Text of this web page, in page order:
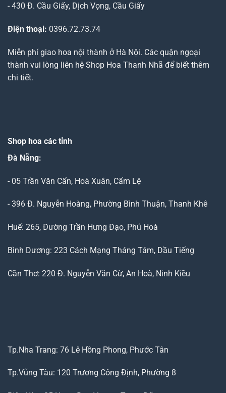
- 430 Đ. Cầu Giấy, Dịch Vọng, Cầu Giấy
Điện thoại: 0396.72.73.74
Miễn phí giao hoa nội thành ở Hà Nội. Các quận ngoại
thành vui lòng liên hệ Shop Hoa Thanh Nhã để biết thêm
chi tiết.
Shop hoa các tỉnh
Đà Nẵng:
- 05 Trần Văn Cẩn, Hoà Xuân, Cẩm Lệ
- 396 Đ. Nguyễn Hoàng, Phường Bình Thuận, Thanh Khê
Huế: 265, Đường Trần Hưng Đạo, Phú Hoà
Bình Dương: 223 Cách Mạng Tháng Tám, Dầu Tiếng
Cần Thơ: 220 Đ. Nguyễn Văn Cừ, An Hoà, Ninh Kiều
Tp.Nha Trang: 76 Lê Hồng Phong, Phước Tân
Tp.Vũng Tàu: 120 Trương Công Định, Phường 8